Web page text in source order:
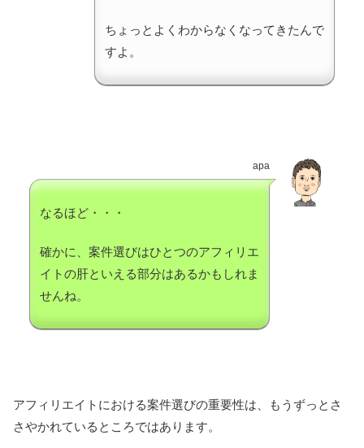
ちょっとよくわからなくなってきたんで
すよ。
apa
なるほど・・・
確かに、案件選びはひとつのアフィリエ
イトの肝といえる部分はあるかもしれま
せんね。
アフィリエイトにおける案件選びの重要性は、もうずっとさ
さやかれているところではあります。